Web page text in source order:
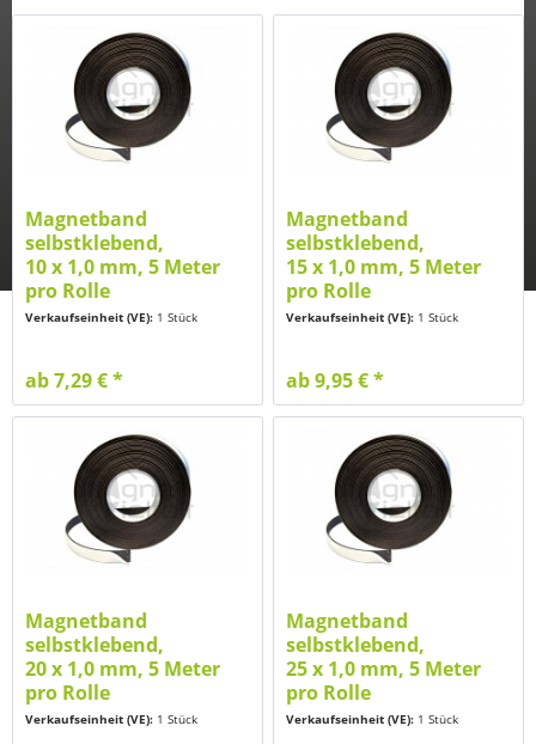
Magnetband
selbstklebend,
10 x 1,0 mm, 5 Meter
pro Rolle
Verkaufseinheit (VE): 1 Stück
ab 7,29 € *
Magnetband
selbstklebend,
15 x 1,0 mm, 5 Meter
pro Rolle
Verkaufseinheit (VE): 1 Stück
ab 9,95 € *
Magnetband
selbstklebend,
20 x 1,0 mm, 5 Meter
pro Rolle
Verkaufseinheit (VE): 1 Stück
Magnetband
selbstklebend,
25 x 1,0 mm, 5 Meter
pro Rolle
Verkaufseinheit (VE): 1 Stück